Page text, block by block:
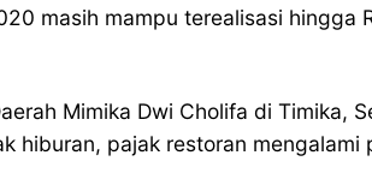
masih mampu terealisasi
Mimika Dwi Cholifa di
hiburan, pajak restoran